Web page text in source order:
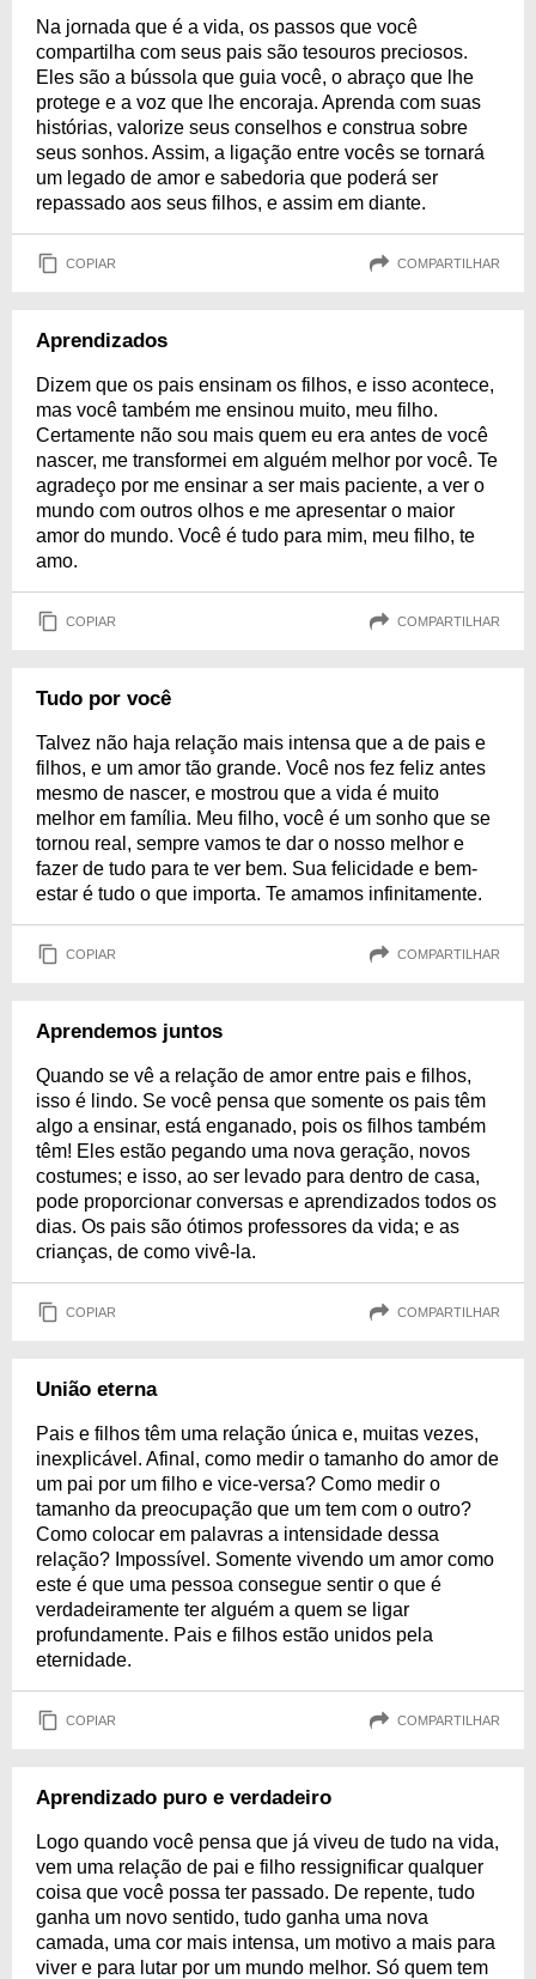
Na jornada que é a vida, os passos que você
compartilha com seus pais são tesouros preciosos.
Eles são a bússola que guia você, o abraço que lhe
protege e a voz que lhe encoraja. Aprenda com suas
histórias, valorize seus conselhos e construa sobre
seus sonhos. Assim, a ligação entre vocês se tornará
um legado de amor e sabedoria que poderá ser
repassado aos seus filhos, e assim em diante.
COPIAR COMPARTILHAR
Aprendizados
Dizem que os pais ensinam os filhos, e isso acontece,
mas você também me ensinou muito, meu filho.
Certamente não sou mais quem eu era antes de você
nascer, me transformei em alguém melhor por você. Te
agradeço por me ensinar a ser mais paciente, a ver o
mundo com outros olhos e me apresentar o maior
amor do mundo. Você é tudo para mim, meu filho, te
amo.
COPIAR COMPARTILHAR
Tudo por você
Talvez não haja relação mais intensa que a de pais e
filhos, e um amor tão grande. Você nos fez feliz antes
mesmo de nascer, e mostrou que a vida é muito
melhor em família. Meu filho, você é um sonho que se
tornou real, sempre vamos te dar o nosso melhor e
fazer de tudo para te ver bem. Sua felicidade e bem-
estar é tudo o que importa. Te amamos infinitamente.
COPIAR COMPARTILHAR
Aprendemos juntos
Quando se vê a relação de amor entre pais e filhos,
isso é lindo. Se você pensa que somente os pais têm
algo a ensinar, está enganado, pois os filhos também
têm! Eles estão pegando uma nova geração, novos
costumes; e isso, ao ser levado para dentro de casa,
pode proporcionar conversas e aprendizados todos os
dias. Os pais são ótimos professores da vida; e as
crianças, de como vivê-la.
COPIAR COMPARTILHAR
União eterna
Pais e filhos têm uma relação única e, muitas vezes,
inexplicável. Afinal, como medir o tamanho do amor de
um pai por um filho e vice-versa? Como medir o
tamanho da preocupação que um tem com o outro?
Como colocar em palavras a intensidade dessa
relação? Impossível. Somente vivendo um amor como
este é que uma pessoa consegue sentir o que é
verdadeiramente ter alguém a quem se ligar
profundamente. Pais e filhos estão unidos pela
eternidade.
COPIAR COMPARTILHAR
Aprendizado puro e verdadeiro
Logo quando você pensa que já viveu de tudo na vida,
vem uma relação de pai e filho ressignificar qualquer
coisa que você possa ter passado. De repente, tudo
ganha um novo sentido, tudo ganha uma nova
camada, uma cor mais intensa, um motivo a mais para
viver e para lutar por um mundo melhor. Só quem tem